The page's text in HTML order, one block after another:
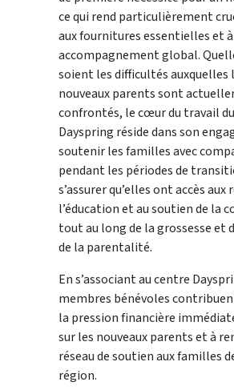
ce qui rend particulièrement
aux fournitures essentielles et
accompagnement global.
soient les difficultés auxquelles
nouveaux parents sont
confrontés, le cœur du travail
Dayspring réside dans son
soutenir les familles avec
pendant les périodes de
s’assurer qu’elles ont accès aux
l’éducation et au soutien de la
tout au long de la grossesse et
de la parentalité.
En s’associant au centre
membres bénévoles
la pression financière
sur les nouveaux parents et à
réseau de soutien aux familles
région.